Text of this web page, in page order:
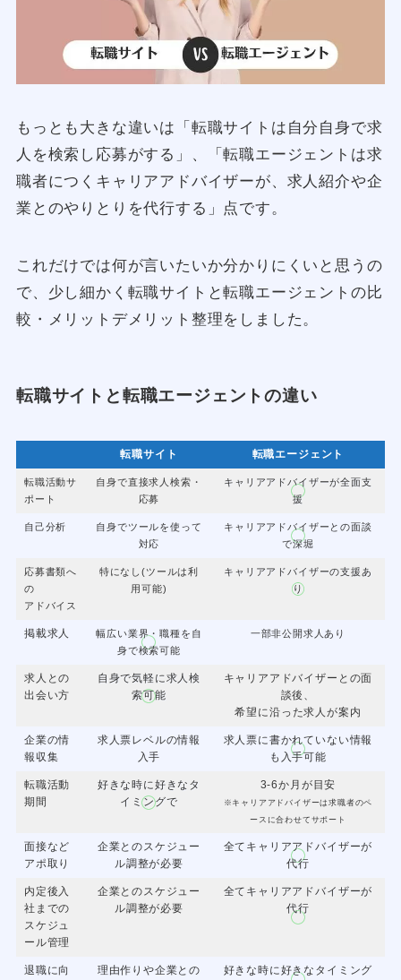
もっとも大きな違いは「転職サイトは自分自身で求
人を検索し応募がする」、「転職エージェントは求
職者につくキャリアアドバイザーが、求人紹介や企
業とのやりとりを代行する」点です。
これだけでは何が言いたいか分かりにくいと思うの
で、少し細かく転職サイトと転職エージェントの比
較・メリットデメリット整理をしました。
転職サイトと転職エージェントの違い
転職サイト 転職エージェント
転職活動サ
ポート
自身で直接求人検索・
応募
キャリアアドバイザーが全面支
援
自己分析
自身でツールを使って
対応
キャリアアドバイザーとの面談
で深堀
応募書類へ
の
アドバイス
特になし(ツールは利
用可能)
キャリアアドバイザーの支援あ
り
掲載求人
幅広い業界・職種を自
身で検索可能
一部非公開求人あり
求人との
出会い方
自身で気軽に求人検
索可能
キャリアアドバイザーとの面
談後、
希望に沿った求人が案内
企業の情
報収集
求人票レベルの情報
入手
求人票に書かれていない情報
も入手可能
転職活動
期間
好きな時に好きなタ
イミングで
3-6か月が目安
※キャリアアドバイザーは求職者のペ
ースに合わせてサポート
面接など
アポ取り
企業とのスケジュー
ル調整が必要
全てキャリアアドバイザーが
代行
内定後入
社までの
スケジュ
ール管理
企業とのスケジュー
ル調整が必要
全てキャリアアドバイザーが
代行
退職に向
理由作りや企業との
好きな時に好きなタイミング